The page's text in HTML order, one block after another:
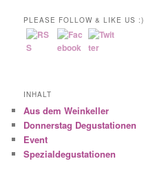
PLEASE FOLLOW & LIKE US :)
INHALT
Aus dem Weinkeller
Donnerstag Degustationen
Event
Spezialdegustationen